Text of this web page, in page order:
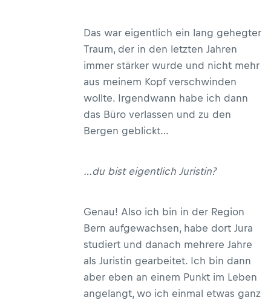
Das war eigentlich ein lang gehegter
Traum, der in den letzten Jahren
immer stärker wurde und nicht mehr
aus meinem Kopf verschwinden
wollte. Irgendwann habe ich dann
das Büro verlassen und zu den
Bergen geblickt…
…du bist eigentlich Juristin?
Genau! Also ich bin in der Region
Bern aufgewachsen, habe dort Jura
studiert und danach mehrere Jahre
als Juristin gearbeitet. Ich bin dann
aber eben an einem Punkt im Leben
angelangt, wo ich einmal etwas ganz